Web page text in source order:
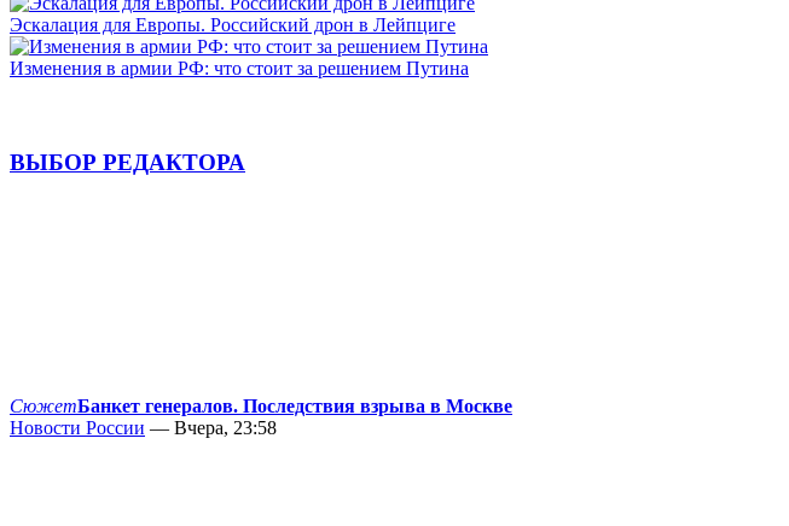
Эскалация для Европы. Российский дрон в Лейпциге
Изменения в армии РФ: что стоит за решением Путина
ВЫБОР РЕДАКТОРА
СюжетБанкет генералов. Последствия взрыва в Москве
Новости России — Вчера, 23:58